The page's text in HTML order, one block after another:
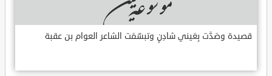
قصيدة وصَدَّت بِعَيني شادِنٍ وتبسّمَت الشاعر العوام بن عقبة